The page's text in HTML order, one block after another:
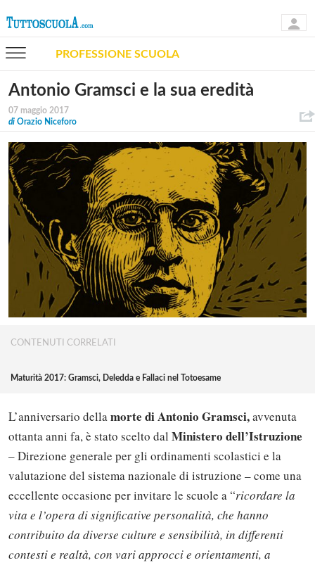
PROFESSIONE SCUOLA
Antonio Gramsci e la sua eredità
07 maggio 2017
di Orazio Niceforo
CONTENUTI CORRELATI
Maturità 2017: Gramsci, Deledda e Fallaci nel Totoesame
L’anniversario dellamorte di Antonio Gramsci,avvenuta
ottanta anni fa, è stato scelto dal Ministero dell’Istruzione
– Direzione generale per gli ordinamenti scolastici e la
valutazione del sistema nazionale di istruzione – come una
eccellente occasione per invitare le scuole a “ricordare la
vita e l’opera di significative personalità, che hanno
contribuito da diverse culture e sensibilità, in differenti
contesti e realtà, con vari approcci e orientamenti, a